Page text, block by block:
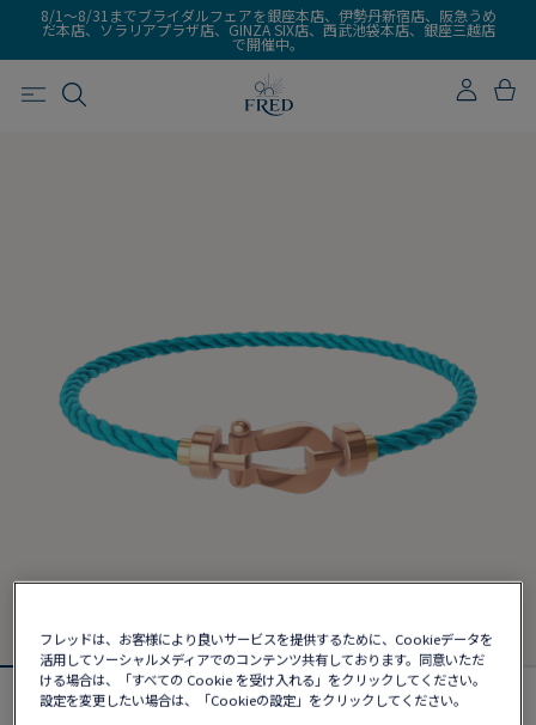
8/1～8/31までブライダルフェアを銀座本店、伊勢丹新宿店、阪急うめ
だ本店、ソラリアプラザ店、GINZA SIX店、西武池袋本店、銀座三越店
で開催中。
フレッドは、お客様により良いサービスを提供するために、Cookieデータを
活用してソーシャルメディアでのコンテンツ共有しております。同意いただ
ける場合は、「すべての Cookie を受け入れる」をクリックしてください。
設定を変更したい場合は、「Cookieの設定」をクリックしてください。